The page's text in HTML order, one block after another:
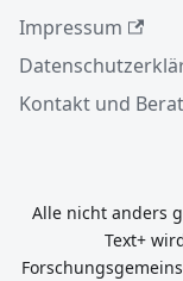
Impressum
Kontakt und
Alle nicht anders
Text+